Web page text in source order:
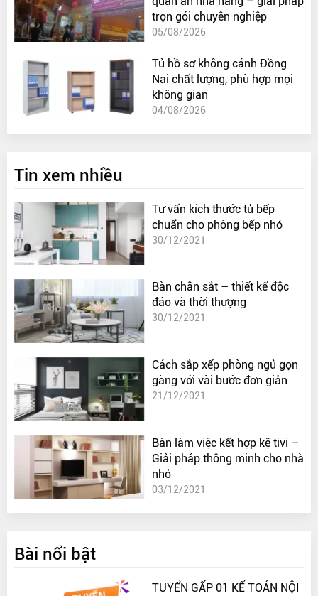
trọn gói chuyên nghiệp
05/08/2026
Tủ hồ sơ không cánh Đồng
Nai chất lượng, phù hợp mọi
không gian
04/08/2026
Tin xem nhiều
Tư vấn kích thước tủ bếp
chuẩn cho phòng bếp nhỏ
30/12/2021
Bàn chân sắt – thiết kế độc
đáo và thời thượng
30/12/2021
Cách sắp xếp phòng ngủ gọn
gàng với vài bước đơn giản
21/12/2021
Bàn làm việc kết hợp kệ tivi –
Giải pháp thông minh cho nhà
nhỏ
03/12/2021
Bài nổi bật
TUYỂN GẤP 01 KẾ TOÁN NỘI